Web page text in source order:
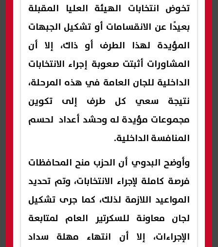
تخوض انتخابات الهيئة العليا المقبلة
بعيدًا عن الانقسامات أو تشكيل الجبهات
المؤيدة لهذا الطرف أو ذاك، إلا أن
المشاورات أثبتت صعوبة إجراء الانتخابات
الداخلية للجان العامة في هذه المرحلة،
نتيجة سعي كل طرف إلى تكوين
مجموعات مؤيدة له وحشد أعداد لحسم
المنافسة الداخلية.
وأوضح البدوي أن الحزب منح المحافظات
فرصة كاملة لإجراء الانتخابات، وتم تحديد
المواعيد اللازمة لذلك، كما جرى تشكيل
لجان معاونة للسكرتير العام لمتابعة
الإجراءات، إلا أن انتهاء مهلة سداد